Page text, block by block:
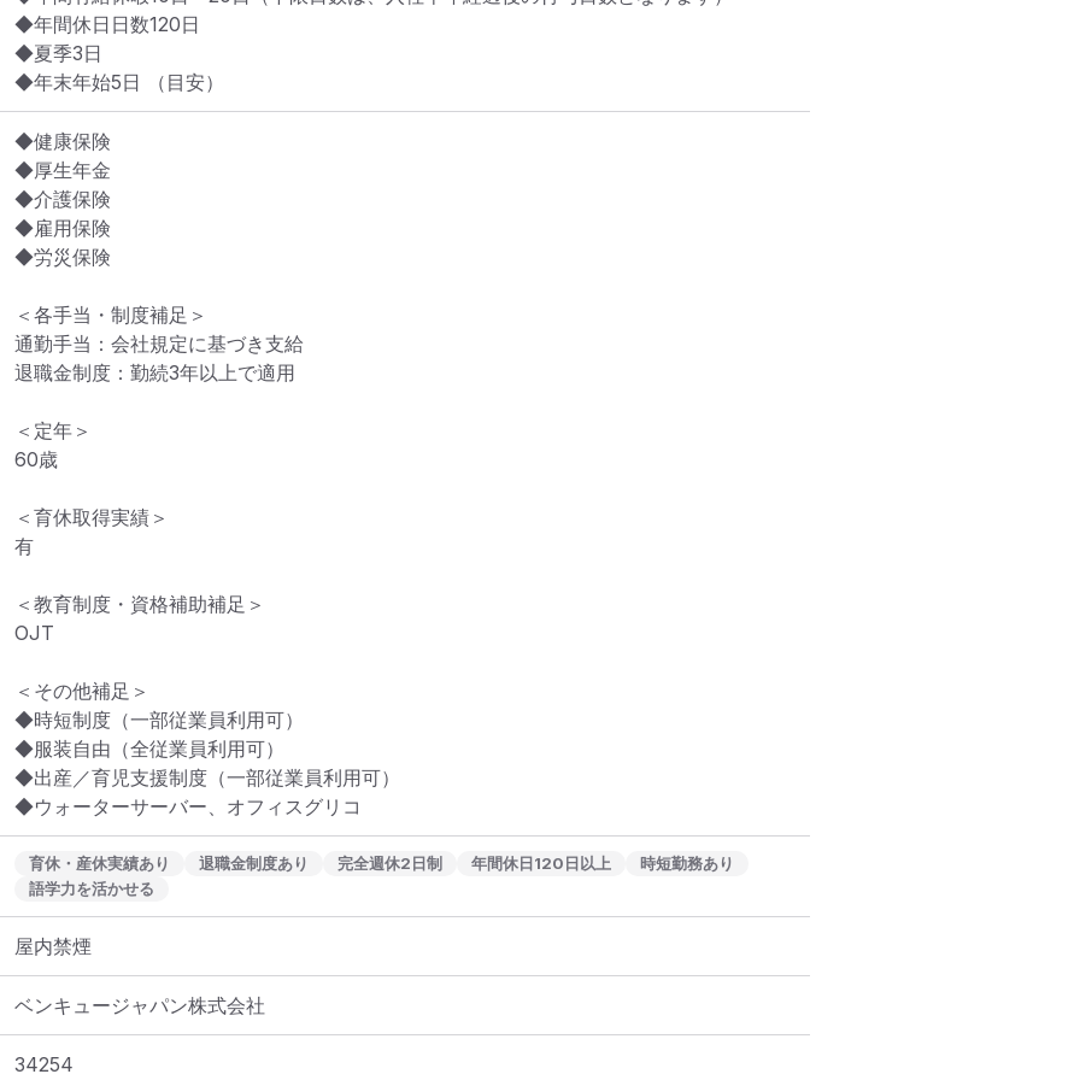
◆年間休日日数120日
◆夏季3日
◆年末年始5日 （目安）
◆健康保険
◆厚生年金
◆介護保険
◆雇用保険
◆労災保険
＜各手当・制度補足＞
通勤手当：会社規定に基づき支給
退職金制度：勤続3年以上で適用
＜定年＞
60歳
＜育休取得実績＞
有
＜教育制度・資格補助補足＞
OJT
＜その他補足＞
◆時短制度（一部従業員利用可）
◆服装自由（全従業員利用可）
◆出産／育児支援制度（一部従業員利用可）
◆ウォーターサーバー、オフィスグリコ
育休・産休実績あり 退職金制度あり 完全週休2日制 年間休日120日以上
時短勤務あり
語学力を活かせる
屋内禁煙
ベンキュージャパン株式会社
34254